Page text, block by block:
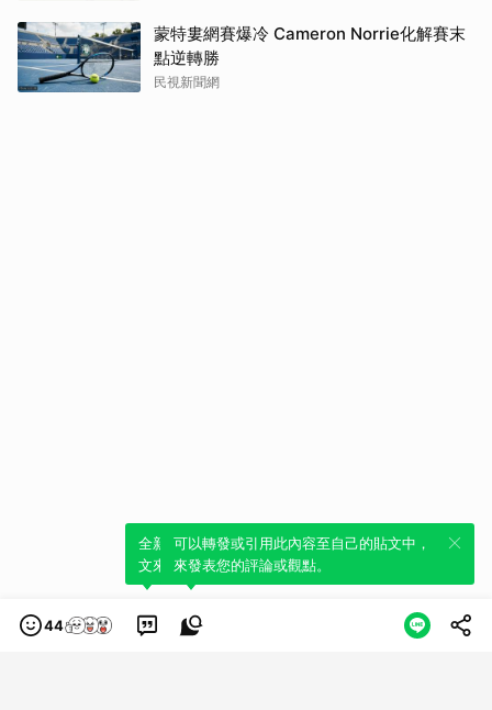
蒙特婁網賽爆冷 Cameron Norrie化解賽末
點逆轉勝
民視新聞網
44
全新體驗！一鍵引用此內容，透過發布貼
文來輕鬆表達個人立場。
可以轉發或引用此內容至自己的貼文中，
來發表您的評論或觀點。